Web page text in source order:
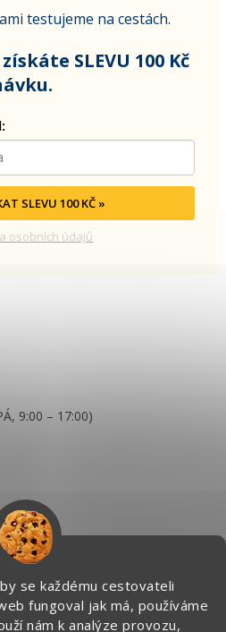
se každému cestovateli
fungoval jak má, používáme
nám k analýze provozu,
testujeme na cestách.
SLEVU 100 Kč
SLEVU 100 KČ »
osobních údajů
9:00 – 17:00)